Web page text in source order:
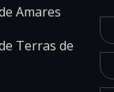
Amares
Terras de